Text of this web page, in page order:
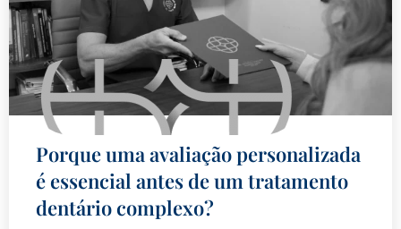
Porque uma avaliação personalizada
é essencial antes de um tratamento
dentário complexo?